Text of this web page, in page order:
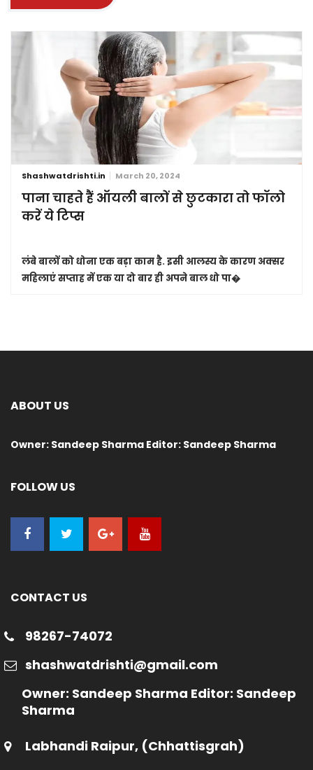
Shashwatdrishti.in March 20, 2024
पाना चाहते हैं ऑयली बालों से छुटकारा तो फॉलो
करें ये टिप्स
लंबे बालों को धोना एक बड़ा काम है. इसी आलस्य के कारण अक्सर
महिलाएं सप्ताह में एक या दो बार ही अपने बाल धो पा�
ABOUT US
Owner: Sandeep Sharma Editor: Sandeep Sharma
FOLLOW US
CONTACT US
98267-74072
shashwatdrishti@gmail.com
Owner: Sandeep Sharma Editor: Sandeep
Sharma
Labhandi Raipur, (Chhattisgrah)